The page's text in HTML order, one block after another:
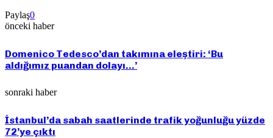
Paylaş0
önceki haber
Domenico Tedesco’dan takımına eleştiri: ‘Bu
aldığımız puandan dolayı…’
sonraki haber
İstanbul’da sabah saatlerinde trafik yoğunluğu yüzde
72’ye çıktı